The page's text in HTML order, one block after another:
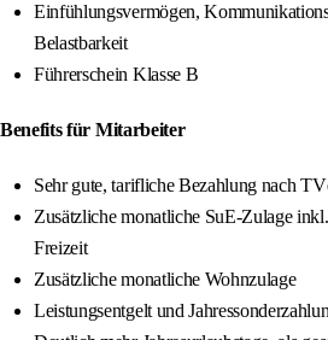
Einfühlungsvermögen,
Belastbarkeit
Führerschein Klasse B
Benefits für Mitarbeiter
Sehr gute, tarifliche Bezahlung nach
Zusätzliche monatliche SuE‑Zulage
Freizeit
Zusätzliche monatliche Wohnzulage
Leistungsentgelt und